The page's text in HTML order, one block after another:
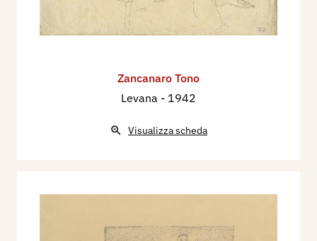
Zancanaro Tono
Levana - 1942
Visualizza scheda